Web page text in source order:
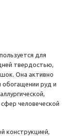
для
твердостью,
Она активно
обогащении руд и
человеческой
конструкцией,